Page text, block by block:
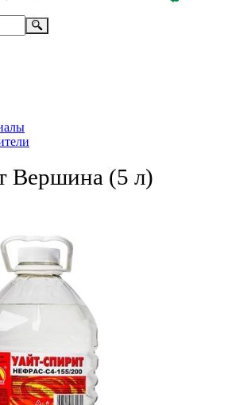
Вершина (5 л)